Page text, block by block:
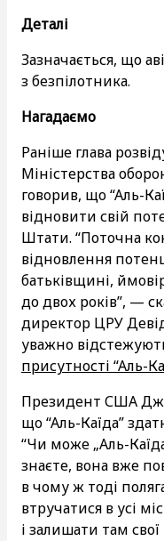
Деталі
Зазначається, що
з безпілотника.
Нагадаємо
Раніше глава
Міністерства
говорив, що “Аль-
відновити свій
Штати. “Поточна
відновлення
батьківщині,
до двох років”, —
директор ЦРУ
уважно
присутності “Аль-
Президент США
що “Аль-Каїда”
“Чи може „Аль-
знаєте, вона вже
в чому ж тоді
втручатися в усі
і залишати там свої